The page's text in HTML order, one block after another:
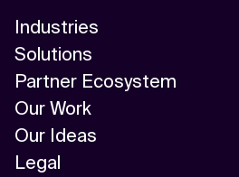
Industries
Solutions
Partner Ecosystem
Our Work
Our Ideas
Legal